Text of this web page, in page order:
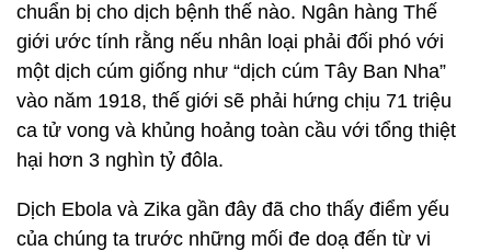
chuẩn bị cho dịch bệnh thế nào. Ngân hàng Thế
giới ước tính rằng nếu nhân loại phải đối phó với
một dịch cúm giống như “dịch cúm Tây Ban Nha”
vào năm 1918, thế giới sẽ phải hứng chịu 71 triệu
ca tử vong và khủng hoảng toàn cầu với tổng thiệt
hại hơn 3 nghìn tỷ đôla.
Dịch Ebola và Zika gần đây đã cho thấy điểm yếu
của chúng ta trước những mối đe doạ đến từ vi